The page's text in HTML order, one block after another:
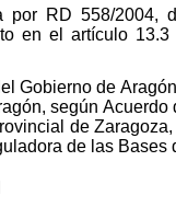
por RD 558/
en el artículo
Gobierno de
según
de
de las Bases